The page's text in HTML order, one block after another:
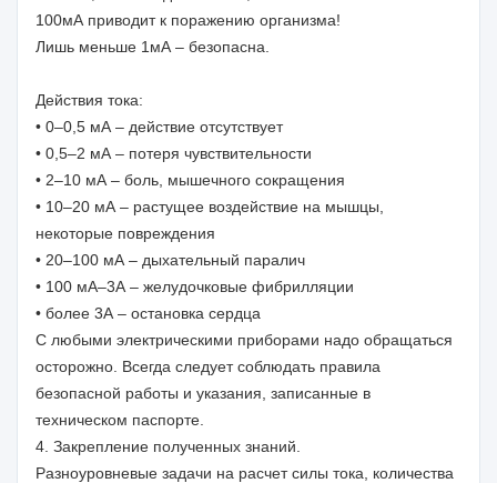
100мА приводит к поражению организма!
Лишь меньше 1мА – безопасна.
Действия тока:
• 0–0,5 мА – действие отсутствует
• 0,5–2 мА – потеря чувствительности
• 2–10 мА – боль, мышечного сокращения
• 10–20 мА – растущее воздействие на мышцы,
некоторые повреждения
• 20–100 мА – дыхательный паралич
• 100 мА–3А – желудочковые фибрилляции
• более 3А – остановка сердца
С любыми электрическими приборами надо обращаться
осторожно. Всегда следует соблюдать правила
безопасной работы и указания, записанные в
техническом паспорте.
4. Закрепление полученных знаний.
Разноуровневые задачи на расчет силы тока, количества